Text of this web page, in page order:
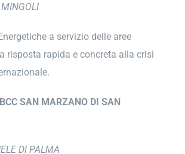
a servizio delle aree
risposta rapida e concreta alla crisi
SAN MARZANO DI SAN
DI PALMA